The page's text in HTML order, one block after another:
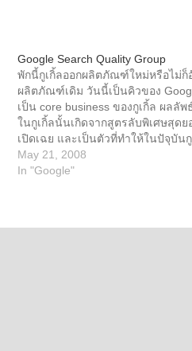
Google Search Quality Group
พักนี้กูเกิ้ลออกผลิตภัณฑ์ใหม่หรือไม่ก็
ผลิตภัณฑ์เดิม วันนี้เป็นคิวของ
เป็น core business ของกูเกิ้ล ผลลั
ในกูเกิ้ลนั้นเกิดจากสูตรลับพิเศษสุดย
เปิดเฉย และเป็นตัวที่ทำให้ในปัจุบัน
แข่งไกลลิบ การที่จะให้เวบไซต์หรือ
อยู่ในอันดับต้นๆ (ranking) ของผลลั
May 21, 2008
In "Google"